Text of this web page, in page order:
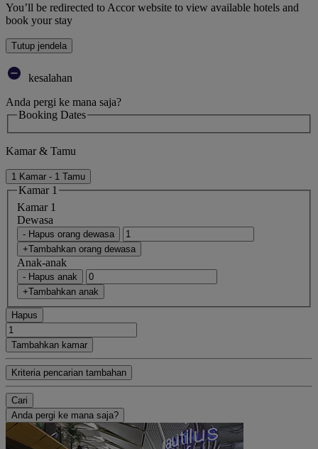
You’ll be redirected to Accor website to view available hotels and
book your stay
Tutup jendela
kesalahan
Anda pergi ke mana saja?
Booking Dates
Kamar & Tamu
1 Kamar - 1 Tamu
Kamar 1
Kamar 1
Dewasa
- Hapus orang dewasa
+Tambahkan orang dewasa
Anak-anak
- Hapus anak
+Tambahkan anak
Hapus
Tambahkan kamar
Kriteria pencarian tambahan
Cari
Anda pergi ke mana saja?